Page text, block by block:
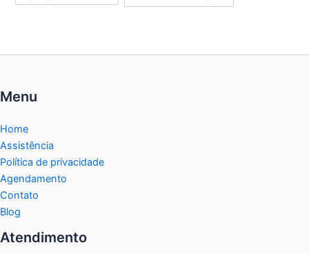
Menu
Home
Assistência
Política de privacidade
Agendamento
Contato
Blog
Atendimento